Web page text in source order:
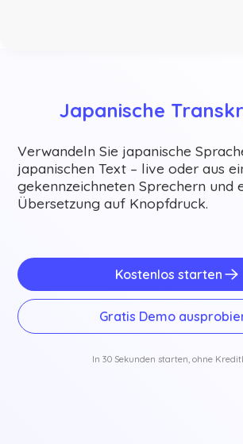
Japanische
Verwandeln Sie japanische
japanischen Text – live oder aus
gekennzeichneten Sprechern und
Übersetzung auf Knopfdruck.
Kostenlos starten
Gratis Demo
In 30 Sekunden starten, ohne